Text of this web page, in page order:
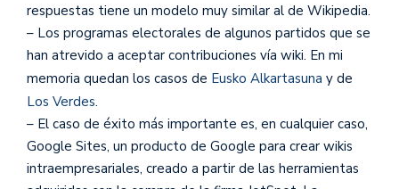
respuestas tiene un modelo muy similar al de Wikipedia.
– Los programas electorales de algunos partidos que se
han atrevido a aceptar contribuciones vía wiki. En mi
memoria quedan los casos de Eusko Alkartasuna y de
Los Verdes.
– El caso de éxito más importante es, en cualquier caso,
Google Sites, un producto de Google para crear wikis
intraempresariales, creado a partir de las herramientas